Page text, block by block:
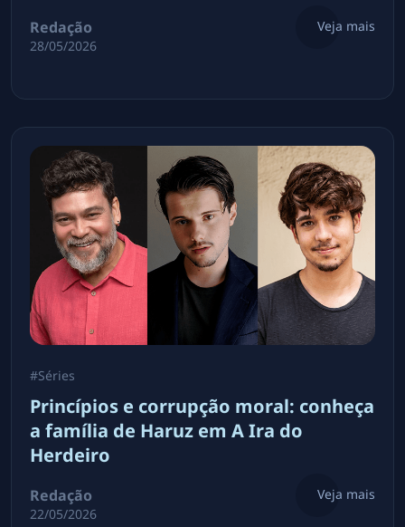
Redação
28/05/2026
Veja mais
#Séries
Princípios e corrupção moral: conheça
a família de Haruz em A Ira do
Herdeiro
Redação
22/05/2026
Veja mais